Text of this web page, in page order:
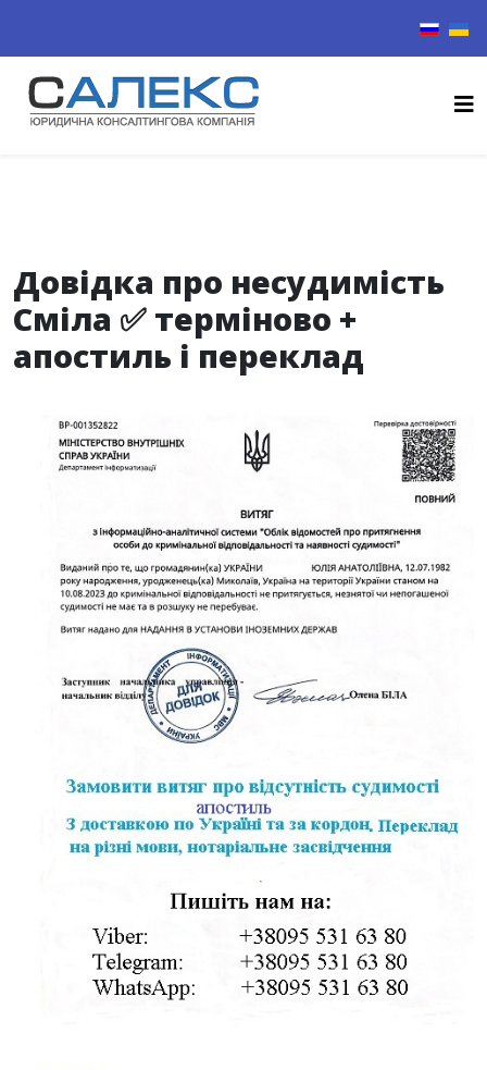
Довідка про несудимість
Сміла ✅ терміново +
апостиль і переклад